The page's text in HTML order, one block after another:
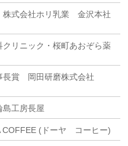
式会社ホリ乳業 金沢本社
リニック・桜町あおぞら薬
事長賞 岡田研磨株式会社
工房長屋
(ドーヤ コーヒー)